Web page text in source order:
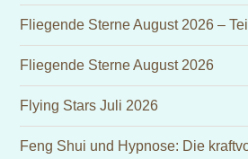
Fliegende Sterne August 2026 –
Fliegende Sterne August 2026
Flying Stars Juli 2026
Feng Shui und Hypnose: Die